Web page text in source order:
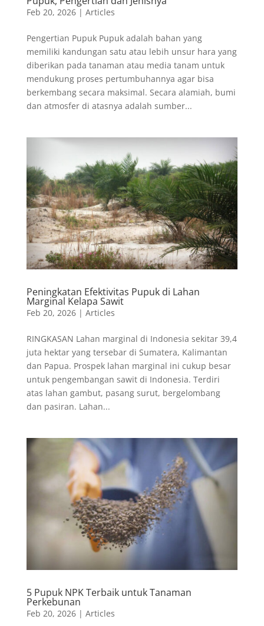
Feb 20, 2026| Articles
Pengertian Pupuk Pupuk adalah bahan yang
memiliki kandungan satu atau lebih unsur hara yang
diberikan pada tanaman atau media tanam untuk
mendukung proses pertumbuhannya agar bisa
berkembang secara maksimal. Secara alamiah, bumi
dan atmosfer di atasnya adalah sumber...
Peningkatan Efektivitas Pupuk di Lahan
Marginal Kelapa Sawit
Feb 20, 2026| Articles
RINGKASAN Lahan marginal di Indonesia sekitar 39,4
juta hektar yang tersebar di Sumatera, Kalimantan
dan Papua. Prospek lahan marginal ini cukup besar
untuk pengembangan sawit di Indonesia. Terdiri
atas lahan gambut, pasang surut, bergelombang
dan pasiran. Lahan...
5 Pupuk NPK Terbaik untuk Tanaman
Perkebunan
Feb 20, 2026| Articles